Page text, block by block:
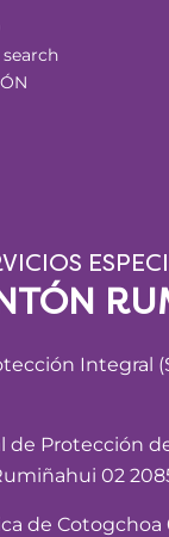
Integral
de Protección
02
de Cotogchoa